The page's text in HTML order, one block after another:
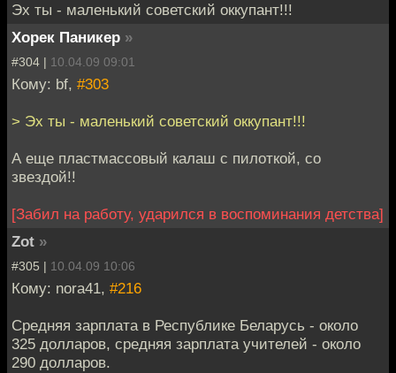
Эх ты - маленький советский оккупант!!!
Хорек Паникер »
#304 | 10.04.09 09:01
Кому: bf, #303
> Эх ты - маленький советский оккупант!!!
А еще пластмассовый калаш с пилоткой, со
звездой!!
[Забил на работу, ударился в воспоминания детства]
Zot »
#305 | 10.04.09 10:06
Кому: nora41, #216
Средняя зарплата в Республике Беларусь - около
325 долларов, средняя зарплата учителей - около
290 долларов.